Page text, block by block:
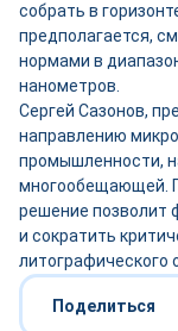
собрать в
предполагается,
нормами в
нанометров.
Сергей Сазонов,
направлению
промышленности,
многообещающей.
решение позволит
и сократить
литографического
Поделиться